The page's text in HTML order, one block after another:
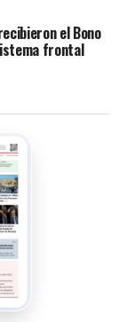
el Bono
frontal